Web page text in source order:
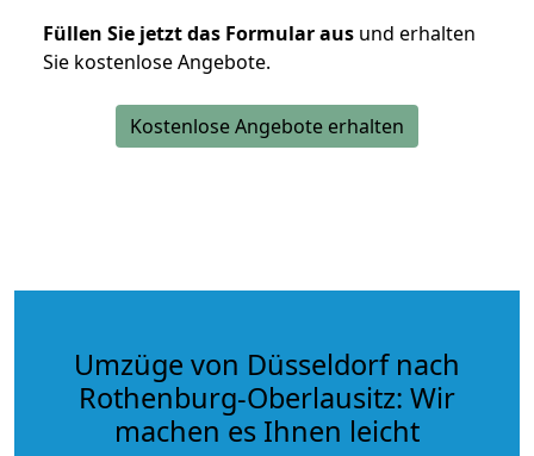
Füllen Sie jetzt das Formular aus und erhalten
Sie kostenlose Angebote.
Kostenlose Angebote erhalten
Umzüge von Düsseldorf nach
Rothenburg-Oberlausitz: Wir
machen es Ihnen leicht